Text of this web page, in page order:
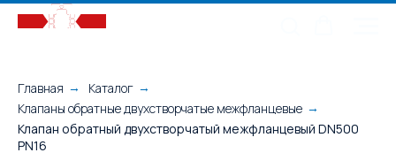
Главная → Каталог →
Клапаны обратные двухстворчатые межфланцевые →
Клапан обратный двухстворчатый межфланцевый DN500
PN16